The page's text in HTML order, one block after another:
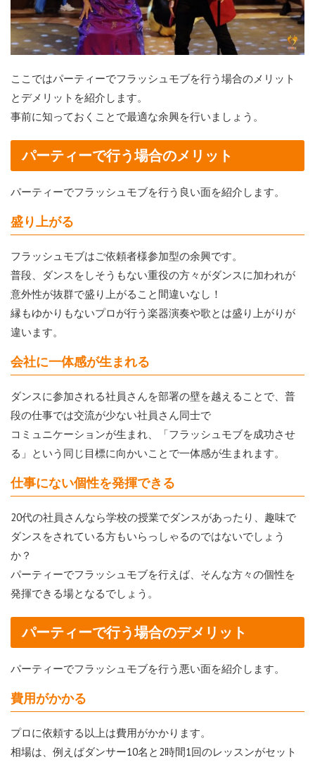
ここではパーティーでフラッシュモブを行う場合のメリット
とデメリットを紹介します。
事前に知っておくことで最適な余興を行いましょう。
パーティーで行う場合のメリット
パーティーでフラッシュモブを行う良い面を紹介します。
盛り上がる
フラッシュモブはご依頼者様参加型の余興です。
普段、ダンスをしそうもない重役の方々がダンスに加われが
意外性が抜群で盛り上がること間違いなし！
縁もゆかりもないプロが行う楽器演奏や歌とは盛り上がりが
違います。
会社に一体感が生まれる
ダンスに参加される社員さんを部署の壁を越えることで、普
段の仕事では交流が少ない社員さん同士で
コミュニケーションが生まれ、「フラッシュモブを成功させ
る」という同じ目標に向かいことで一体感が生まれます。
仕事にない個性を発揮できる
20代の社員さんなら学校の授業でダンスがあったり、趣味で
ダンスをされている方もいらっしゃるのではないでしょう
か？
パーティーでフラッシュモブを行えば、そんな方々の個性を
発揮できる場となるでしょう。
パーティーで行う場合のデメリット
パーティーでフラッシュモブを行う悪い面を紹介します。
費用がかかる
プロに依頼する以上は費用がかかります。
相場は、例えばダンサー10名と2時間1回のレッスンがセット